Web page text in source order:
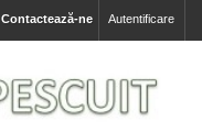
Autentificare
Contactează-ne